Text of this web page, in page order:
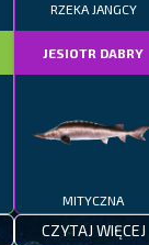
RZEKA JANGCY
JESIOTR DABRY
MITYCZNA
CZYTAJ WIĘCEJ